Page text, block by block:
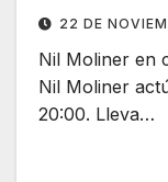
22 DE
Nil Moliner en
Nil Moliner
20:00. Lleva…